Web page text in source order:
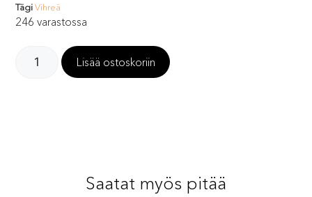
Tägi Vihreä
246 varastossa
Lisää ostoskoriin
Saatat myös pitää